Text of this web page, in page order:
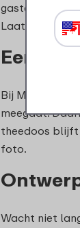
gasten
Laat je
Een
Bij Mepal
meegaat.
theedoos blijft
foto.
Wacht niet